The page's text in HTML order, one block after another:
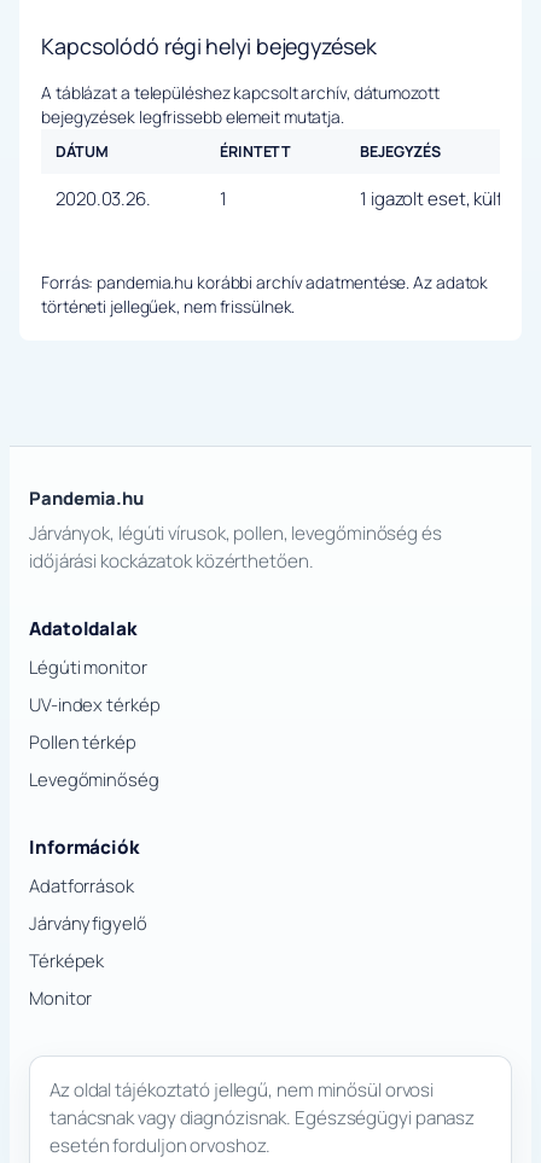
Kapcsolódó régi helyi bejegyzések
A táblázat a településhez kapcsolt archív, dátumozott
bejegyzések legfrissebb elemeit mutatja.
DÁTUM ÉRINTETT BEJEGYZÉS
2020.03.26. 1 1 igazolt eset,
Forrás: pandemia.hu korábbi archív adatmentése. Az adatok
történeti jellegűek, nem frissülnek.
Pandemia.hu
Járványok, légúti vírusok, pollen, levegőminőség és
időjárási kockázatok közérthetően.
Adatoldalak
Légúti monitor
UV-index térkép
Pollen térkép
Levegőminőség
Információk
Adatforrások
Járványfigyelő
Térképek
Monitor
Az oldal tájékoztató jellegű, nem minősül orvosi
tanácsnak vagy diagnózisnak. Egészségügyi panasz
esetén forduljon orvoshoz.